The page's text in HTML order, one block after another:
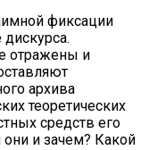
фиксации
отражены и
архива
теоретических
средств его
и зачем? Какой